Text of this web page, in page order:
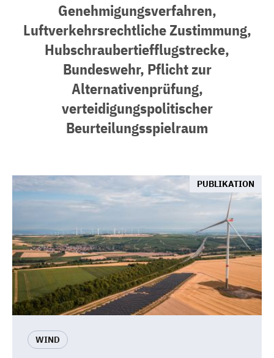
Genehmigungsverfahren,
Luftverkehrsrechtliche Zustimmung,
Hubschraubertiefflugstrecke,
Bundeswehr, Pflicht zur
Alternativenprüfung,
verteidigungspolitischer
Beurteilungsspielraum
PUBLIKATION
WIND